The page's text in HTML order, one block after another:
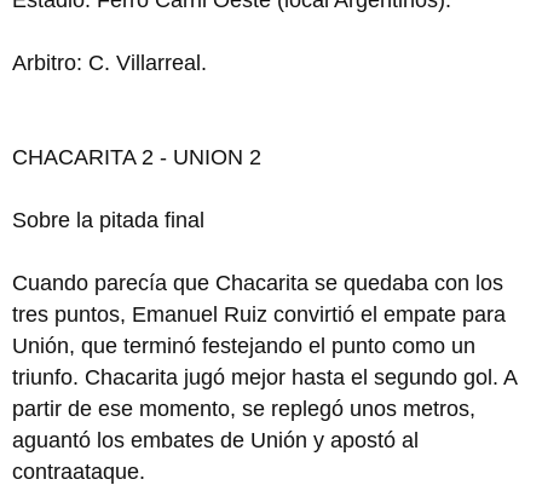
Arbitro: C. Villarreal.
CHACARITA 2 - UNION 2
Sobre la pitada final
Cuando parecía que Chacarita se quedaba con los
tres puntos, Emanuel Ruiz convirtió el empate para
Unión, que terminó festejando el punto como un
triunfo. Chacarita jugó mejor hasta el segundo gol. A
partir de ese momento, se replegó unos metros,
aguantó los embates de Unión y apostó al
contraataque.